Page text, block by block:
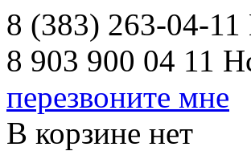
8 (383) 263-04-11
8 903 900 04 11
перезвоните мне
В корзине нет